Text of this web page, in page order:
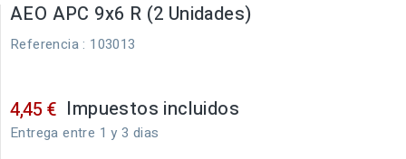
AEO APC 9x6 R (2 Unidades)
Referencia : 103013
4,45 € Impuestos incluidos
Entrega entre 1 y 3 dias